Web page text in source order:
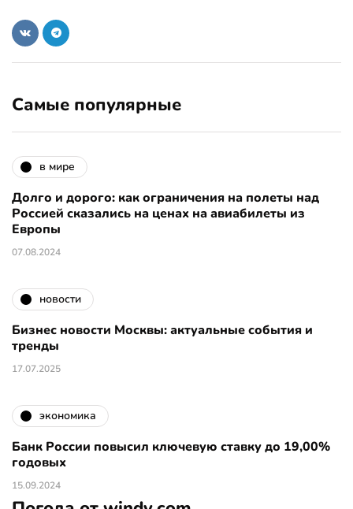
Самые популярные
в мире
Долго и дорого: как ограничения на полеты над
Россией сказались на ценах на авиабилеты из
Европы
07.08.2024
новости
Бизнес новости Москвы: актуальные события и
тренды
17.07.2025
экономика
Банк России повысил ключевую ставку до 19,00%
годовых
15.09.2024